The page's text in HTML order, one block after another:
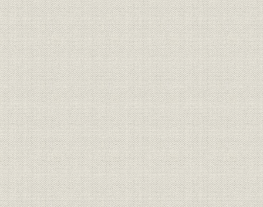
4. 政策金融の効果と経営実績
第2章 高度成長の基盤整備と融資活動の拡大(1956~65年度)
第1節 高度経済成長の進展と開放経済への移行
1. 設備投資の本格化
2. 経済政策の展開
第2節 成長資金の供給と政策金融の役割
1. 財政投融資と開銀融資の動向
2. 開銀融資の概観
第3節 業務体制の整備拡充